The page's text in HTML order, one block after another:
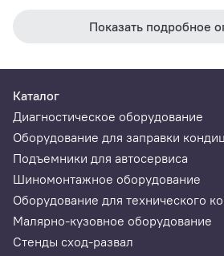
Относительная влажность воздуха
Рабочая температура
Комплектация
Диагностический интерфейс
Показать подробное
Каталог
Диагностическое оборудование
Оборудование для заправки
Подъемники для автосервиса
Шиномонтажное оборудование
Оборудование для технического
Малярно-кузовное оборудование
Стенды сход-развал